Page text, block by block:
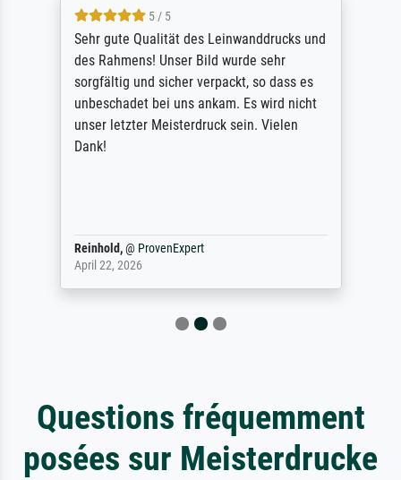
5 / 5
Sehr gute Qualität des Leinwanddrucks und
des Rahmens! Unser Bild wurde sehr
sorgfältig und sicher verpackt, so dass es
unbeschadet bei uns ankam. Es wird nicht
unser letzter Meisterdruck sein. Vielen
Dank!
Reinhold,@ ProvenExpert
April 22, 2026
Questions fréquemment
posées sur Meisterdrucke